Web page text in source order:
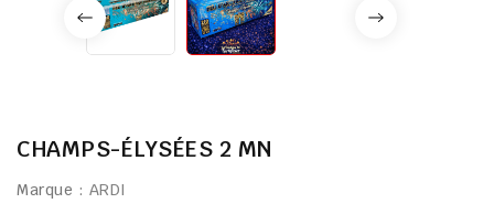
CHAMPS-ÉLYSÉES 2 MN
Marque : ARDI